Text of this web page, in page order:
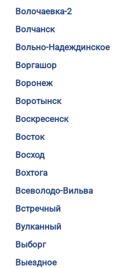
Волочаевка-2
Волчанск
Вольно-Надеждинское
Воргашор
Воронеж
Воротынск
Воскресенск
Восток
Восход
Вохтога
Всеволодо-Вильва
Встречный
Вулканный
Выборг
Выездное